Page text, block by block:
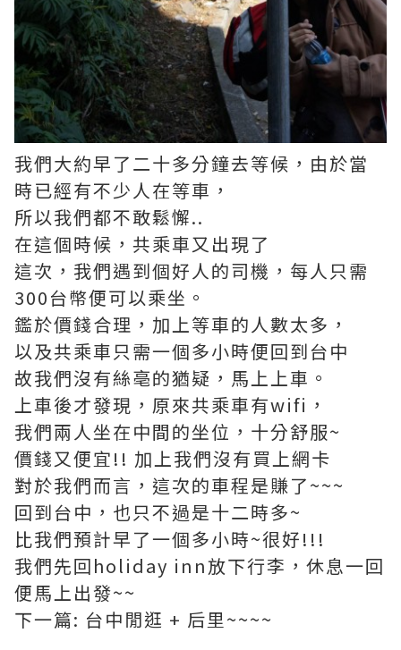
我們大約早了二十多分鐘去等候，由於當
時已經有不少人在等車，
所以我們都不敢鬆懈..
在這個時候，共乘車又出現了
這次，我們遇到個好人的司機，每人只需
300台幣便可以乘坐。
鑑於價錢合理，加上等車的人數太多，
以及共乘車只需一個多小時便回到台中
故我們沒有絲亳的猶疑，馬上上車。
上車後才發現，原來共乘車有wifi，
我們兩人坐在中間的坐位，十分舒服~
價錢又便宜!! 加上我們沒有買上網卡
對於我們而言，這次的車程是賺了~~~
回到台中，也只不過是十二時多~
比我們預計早了一個多小時~很好!!!
我們先回holiday inn放下行李，休息一回
便馬上出發~~
下一篇: 台中閒逛 + 后里~~~~